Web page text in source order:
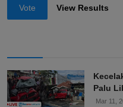
Vote View Results
Palu
Mar 11,